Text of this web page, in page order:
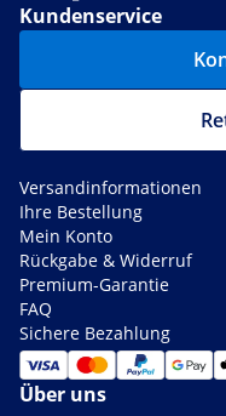
Kundenservice
Versandinformationen
Ihre Bestellung
Mein Konto
Rückgabe & Widerruf
Premium-Garantie
FAQ
Sichere Bezahlung
Über uns